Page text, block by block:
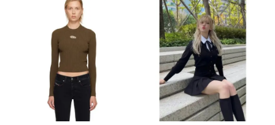
毛衣针织衫